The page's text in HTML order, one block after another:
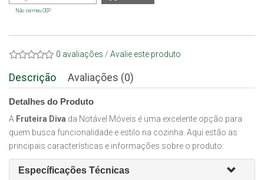
Não sei meu CEP
0 avaliações / Avalie este produto
Descrição Avaliações (0)
Detalhes do Produto
A Fruteira Diva da Notável Móveis é uma excelente opção para
quem busca funcionalidade e estilo na cozinha. Aqui estão as
principais características e informações sobre o produto:
Específicações Técnicas